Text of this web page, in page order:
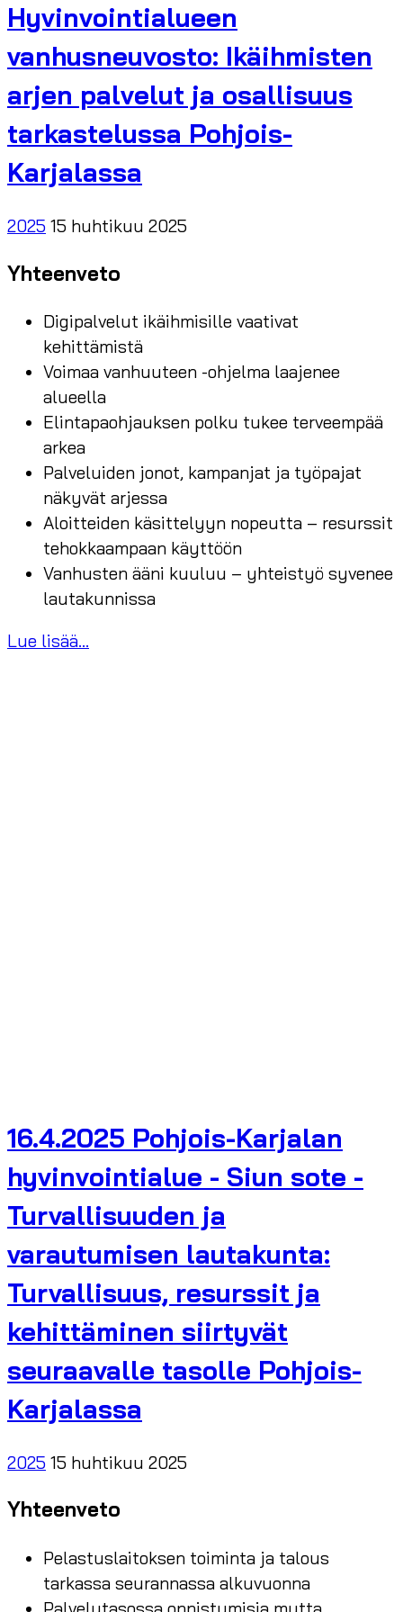
Hyvinvointialueen
vanhusneuvosto: Ikäihmisten
arjen palvelut ja osallisuus
tarkastelussa Pohjois-
Karjalassa
2025 15 huhtikuu 2025
Yhteenveto
Digipalvelut ikäihmisille vaativat
kehittämistä
Voimaa vanhuuteen -ohjelma laajenee
alueella
Elintapaohjauksen polku tukee terveempää
arkea
Palveluiden jonot, kampanjat ja työpajat
näkyvät arjessa
Aloitteiden käsittelyyn nopeutta – resurssit
tehokkaampaan käyttöön
Vanhusten ääni kuuluu – yhteistyö syvenee
lautakunnissa
Lue lisää...
16.4.2025 Pohjois-Karjalan
hyvinvointialue - Siun sote -
Turvallisuuden ja
varautumisen lautakunta:
Turvallisuus, resurssit ja
kehittäminen siirtyvät
seuraavalle tasolle Pohjois-
Karjalassa
2025 15 huhtikuu 2025
Yhteenveto
Pelastuslaitoksen toiminta ja talous
tarkassa seurannassa alkuvuonna